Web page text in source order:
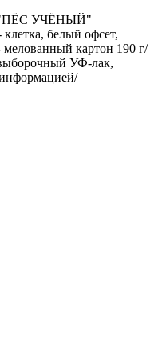
"ПЁС УЧЁНЫЙ"
белый офсет,
картон 190 г/
УФ-лак,